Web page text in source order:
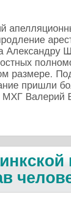
Александру
размере.
пришли
МХГ Валерий